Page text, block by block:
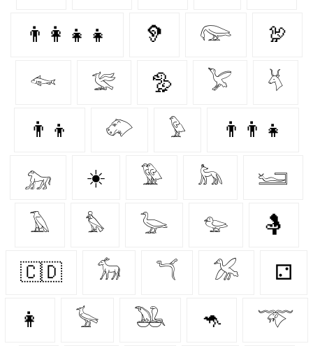
👨‍👩‍👧‍👧 🦻 𓅼 🦃
𓆜 𓅛 🦤 𓅯 𓄃
👨‍👦 𓄁 𓅱 👨‍👨‍👧
𓃷 ☀️ 𓅳 𓃦 𓆒
𓄿 𓅊 𓅬 𓅰 🤱
🇨🇩 𓃘 𓆔 𓅮 ⚁
👩‍ 𓅚 𓅒 🦘 𓄅